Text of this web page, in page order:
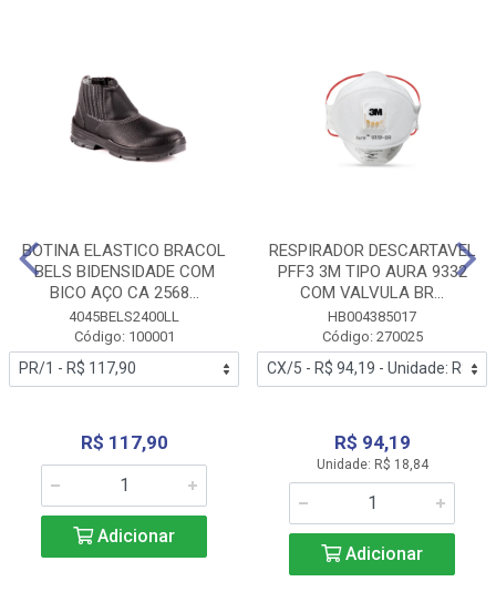
BOTINA ELASTICO BRACOL
BELS BIDENSIDADE COM
BICO AÇO CA 2568...
4045BELS2400LL
Código: 100001
R$ 117,90
Adicionar
RESPIRADOR DESCARTAVEL
PFF3 3M TIPO AURA 9332
COM VALVULA BR...
HB004385017
Código: 270025
R$ 94,19
Unidade: R$ 18,84
Adicionar